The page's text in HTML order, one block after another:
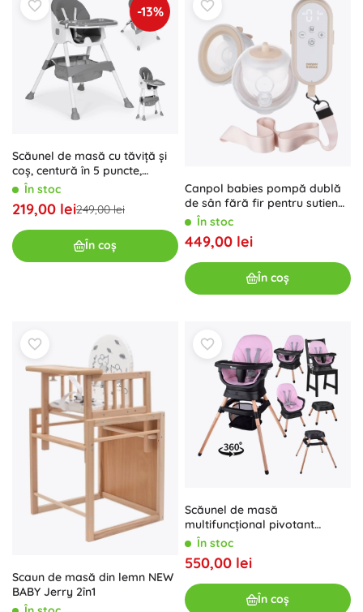
-13%
Scăunel de masă cu tăviță și
coș, centură în 5 puncte,
ECOTOYS – Gri
În stoc
219,00 lei249,00 lei
În coș
Canpol babies pompă dublă
de sân fără fir pentru sutien
MilkShell
În stoc
449,00 lei
În coș
Scaun de masă din lemn NEW
BABY Jerry 2în1
Scăunel de masă
multifuncțional pivotant
pentru copii 6‑în‑1 – roz
În stoc
550,00 lei
În coș